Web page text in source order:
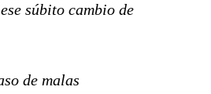
súbito cambio de
de malas